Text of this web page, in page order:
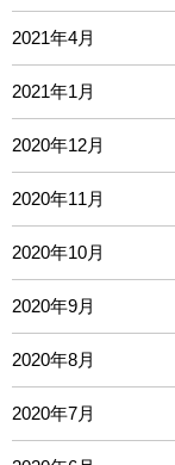
2021年4月
2021年1月
2020年12月
2020年11月
2020年10月
2020年9月
2020年8月
2020年7月